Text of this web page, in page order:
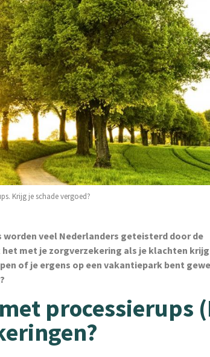
Krijg je schade vergoed?
worden veel Nederlanders geteisterd door de
het met je zorgverzekering als je klachten
of je ergens op een vakantiepark bent
processierups